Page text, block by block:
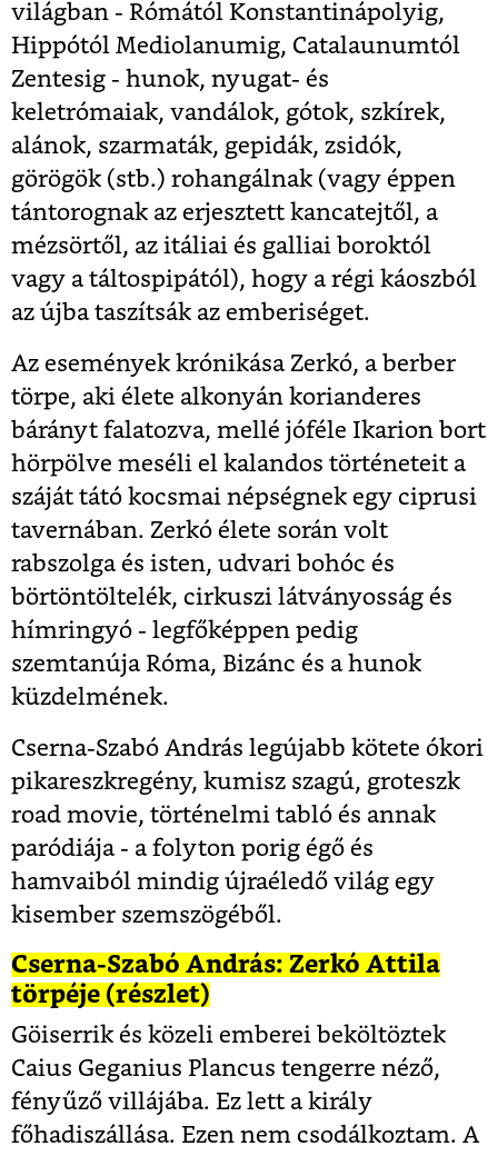
világban - Rómától Konstantinápolyig,
Hippótól Mediolanumig, Catalaunumtól
Zentesig - hunok, nyugat- és
keletrómaiak, vandálok, gótok, szkírek,
alánok, szarmaták, gepidák, zsidók,
görögök (stb.) rohangálnak (vagy éppen
tántorognak az erjesztett kancatejtől, a
mézsörtől, az itáliai és galliai boroktól
vagy a táltospipától), hogy a régi káoszból
az újba taszítsák az emberiséget.
Az események krónikása Zerkó, a berber
törpe, aki élete alkonyán korianderes
bárányt falatozva, mellé jóféle Ikarion bort
hörpölve meséli el kalandos történeteit a
száját tátó kocsmai népségnek egy ciprusi
tavernában. Zerkó élete során volt
rabszolga és isten, udvari bohóc és
börtöntöltelék, cirkuszi látványosság és
hímringyó - legfőképpen pedig
szemtanúja Róma, Bizánc és a hunok
küzdelmének.
Cserna-Szabó András legújabb kötete ókori
pikareszkregény, kumisz szagú, groteszk
road movie, történelmi tabló és annak
paródiája - a folyton porig égő és
hamvaiból mindig újraéledő világ egy
kisember szemszögéből.
Cserna-Szabó András: Zerkó Attila
törpéje (részlet)
Göiserrik és közeli emberei beköltöztek
Caius Geganius Plancus tengerre néző,
fényűző villájába. Ez lett a király
főhadiszállása. Ezen nem csodálkoztam. A